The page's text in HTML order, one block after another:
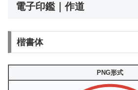
電子印鑑｜作道
楷書体
PNG形式